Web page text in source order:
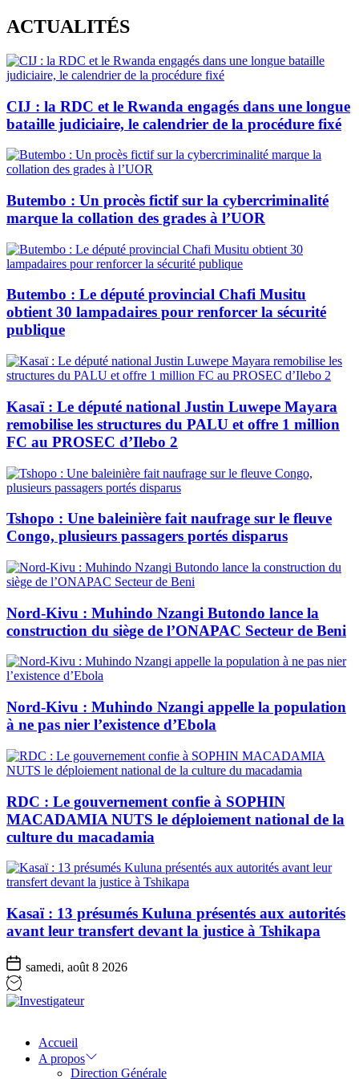
Skip
to
content
ACTUALITÉS
CIJ : la RDC et le Rwanda engagés dans une longue
bataille judiciaire, le calendrier de la procédure fixé
Butembo : Un procès fictif sur la cybercriminalité
marque la collation des grades à l’UOR
Butembo : Le député provincial Chafi Musitu
obtient 30 lampadaires pour renforcer la sécurité
publique
Kasaï : Le député national Justin Luwepe Mayara
remobilise les structures du PALU et offre 1 million
FC au PROSEC d’Ilebo 2
Tshopo : Une baleinière fait naufrage sur le fleuve
Congo, plusieurs passagers portés disparus
Nord-Kivu : Muhindo Nzangi Butondo lance la
construction du siège de l’ONAPAC Secteur de Beni
Nord-Kivu : Muhindo Nzangi appelle la population
à ne pas nier l’existence d’Ebola
RDC : Le gouvernement confie à SOPHIN
MACADAMIA NUTS le déploiement national de la
culture du macadamia
Kasaï : 13 présumés Kuluna présentés aux autorités
avant leur transfert devant la justice à Tshikapa
samedi, août 8 2026
Accueil
A propos
Direction Générale